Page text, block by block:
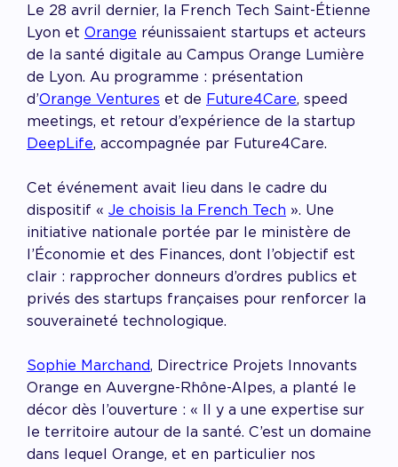
Le 28 avril dernier, la French Tech Saint-Étienne
Lyon et Orange réunissaient startups et acteurs
de la santé digitale au Campus Orange Lumière
de Lyon. Au programme : présentation
d’Orange Ventures et de Future4Care, speed
meetings, et retour d’expérience de la startup
DeepLife, accompagnée par Future4Care.
Cet événement avait lieu dans le cadre du
dispositif « Je choisis la French Tech ». Une
initiative nationale portée par le ministère de
l’Économie et des Finances, dont l’objectif est
clair : rapprocher donneurs d’ordres publics et
privés des startups françaises pour renforcer la
souveraineté technologique.
Sophie Marchand, Directrice Projets Innovants
Orange en Auvergne-Rhône-Alpes, a planté le
décor dès l’ouverture : « Il y a une expertise sur
le territoire autour de la santé. C’est un domaine
dans lequel Orange, et en particulier nos